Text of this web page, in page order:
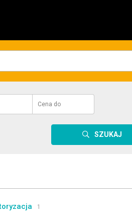
Cena do
SZUKAJ
1